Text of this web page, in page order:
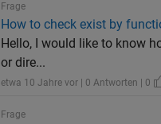
Frage
How to check exist by
Hello, I would like to know
or dire...
etwa 10 Jahre vor | 0 Antworten | 0
Frage